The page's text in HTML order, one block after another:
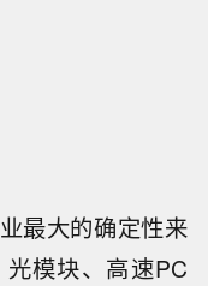
最大的确定性来
模块、高速PC